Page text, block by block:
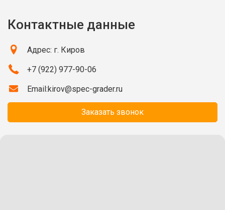
Контактные данные
Адрес: г. Киров
+7 (922) 977-90-06
Email:kirov@spec-grader.ru
Заказать звонок